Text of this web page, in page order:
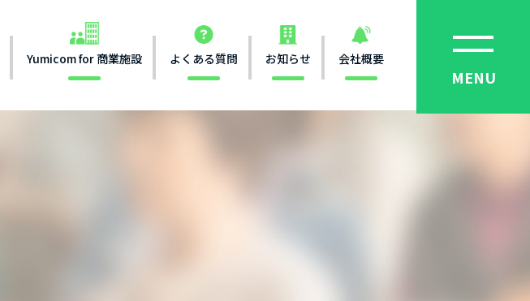
Yumicom for 商業施設 よくある質問 お知らせ 会社概要